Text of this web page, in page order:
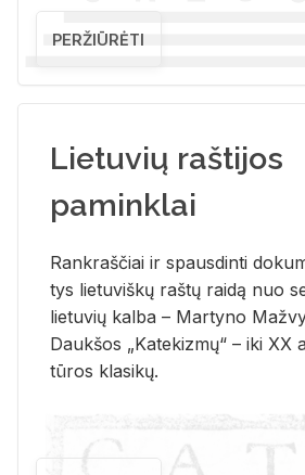
PERŽIŪRĖTI
Lietuvių raštijos
paminklai
Rank­raš­čiai ir spaus­din­ti
tys lie­tu­viš­kų raš­tų rai­dą nuo
lie­tu­vių kal­ba – Mar­ty­no
Dauk­šos „Ka­te­kiz­mų“ – iki
tū­ros kla­si­kų.